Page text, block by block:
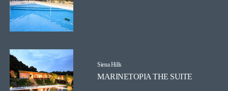
Siena Hills
MARINETOPIA THE SUITE